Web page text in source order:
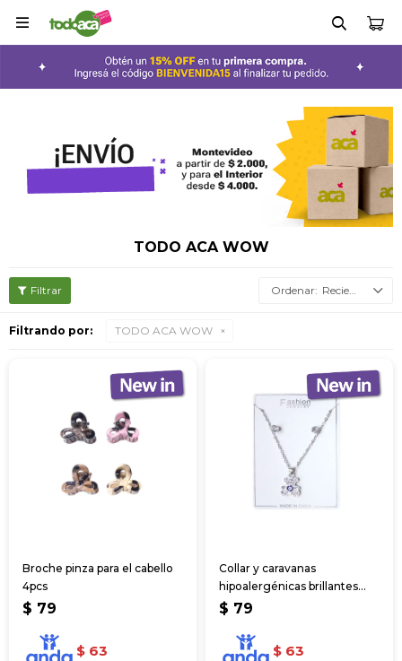

TODO ACA WOW
Recientes
Filtrando por: TODO ACA WOW
Broche pinza para el cabello
4pcs
$ 79
$ 63
Collar y caravanas
hipoalergénicas brillantes
2pcs
$ 79
$ 63